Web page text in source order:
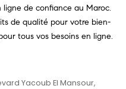
ligne de confiance au Maroc.
de qualité pour votre bien-
tous vos besoins en ligne.
Yacoub El Mansour,